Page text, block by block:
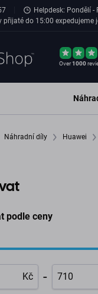
obsah Helpdesk: Pondělí -
přijaté do 15:00 expedujeme
Over1000
Náhradní díly Huawei
podle ceny
Kč -